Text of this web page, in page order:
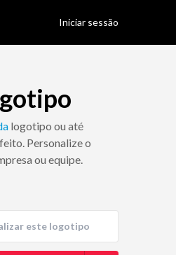
Iniciar sessão
logotipo ou até
Personalize o
ou equipe.